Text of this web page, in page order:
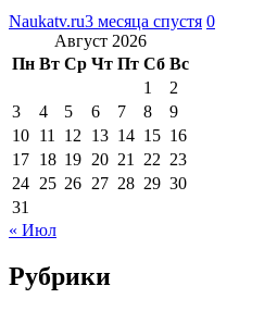
Naukatv.ru3 месяца спустя 0
Август 2026
Пн Вт Ср Чт Пт Сб Вс
1
2
3
4 5 6 7 8
9
10 11 12 13 14 15 16
17 18 19 20 21 22 23
24 25 26 27 28 29 30
31
« Июл
Рубрики